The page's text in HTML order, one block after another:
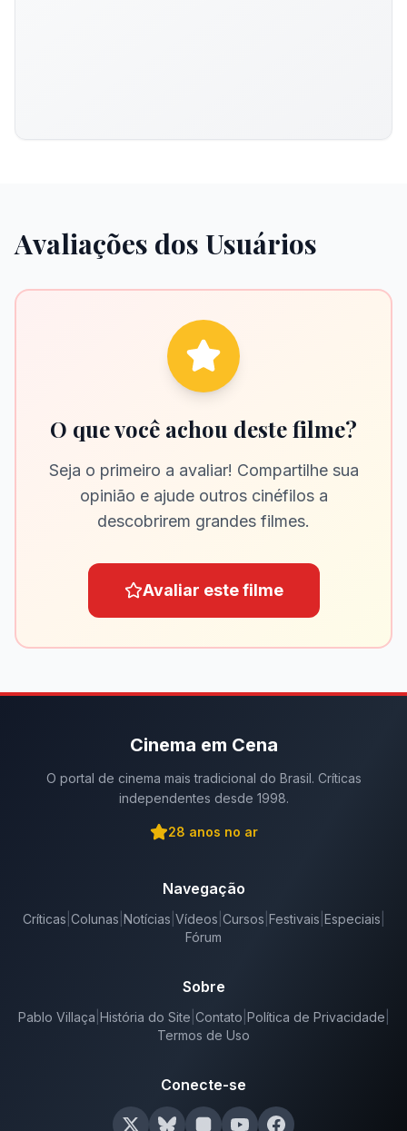
Avaliações dos Usuários
O que você achou deste filme?
Seja o primeiro a avaliar! Compartilhe sua
opinião e ajude outros cinéfilos a
descobrirem grandes filmes.
Avaliar este filme
Cinema em Cena
O portal de cinema mais tradicional do Brasil. Críticas
independentes desde 1998.
28 anos no ar
Navegação
Críticas Colunas Notícias Vídeos Cursos Festivais Especiais
Fórum
Sobre
Pablo Villaça História do Site Contato Política de Privacidade
Termos de Uso
Conecte-se